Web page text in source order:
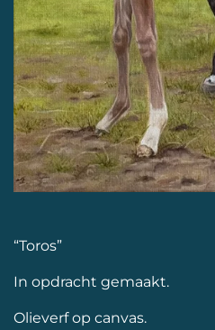
“Toros”
In opdracht gemaakt.
Olieverf op canvas.